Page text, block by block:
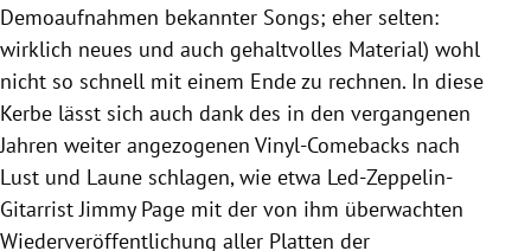
Demoaufnahmen bekannter Songs; eher selten:
wirklich neues und auch gehaltvolles Material) wohl
nicht so schnell mit einem Ende zu rechnen. In diese
Kerbe lässt sich auch dank des in den vergangenen
Jahren weiter angezogenen Vinyl-Comebacks nach
Lust und Laune schlagen, wie etwa Led-Zeppelin-
GitarristJimmy Page mit der von ihm überwachten
Wiederveröffentlichung aller Platten der